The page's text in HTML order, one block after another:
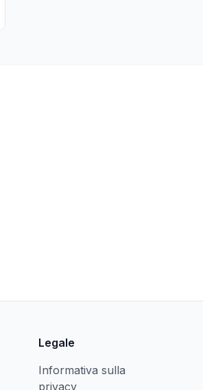
Legale
Informativa sulla
privacy